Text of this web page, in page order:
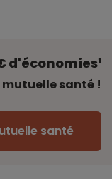
d'économies¹
santé !
santé